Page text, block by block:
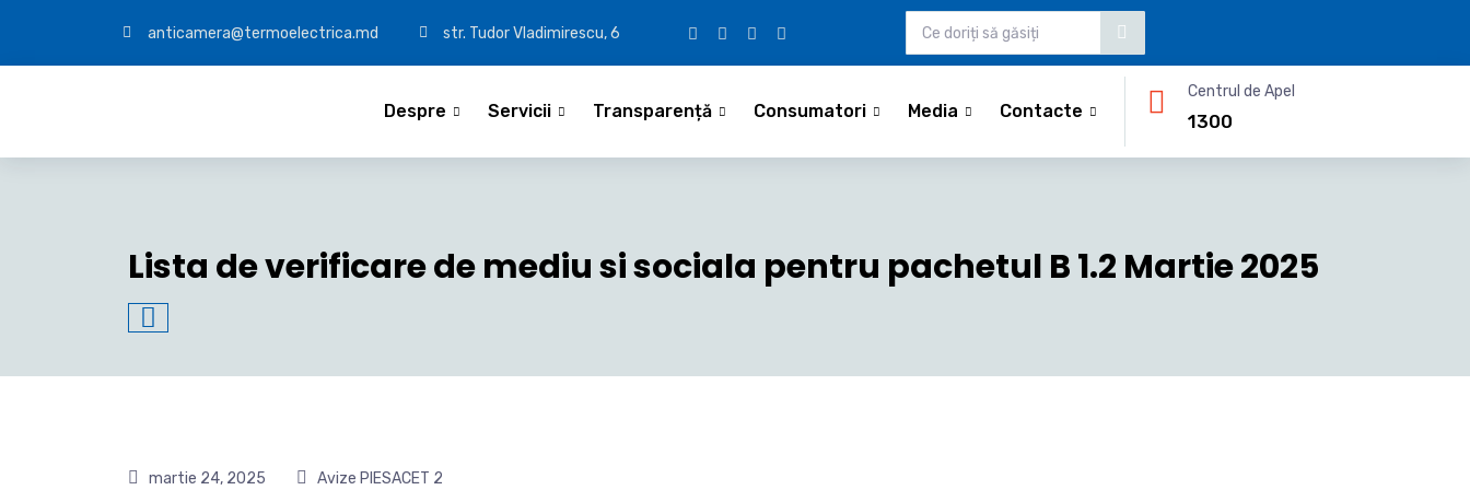
anticamera@termoelectrica.md str. Tudor Vladimirescu, 6
Despre Servicii Transparență Consumatori Media Contacte
Centrul de Apel
1300
Lista de verificare de mediu si sociala pentru pachetul B 1.2 Martie 2025
martie 24, 2025 Avize PIESACET 2